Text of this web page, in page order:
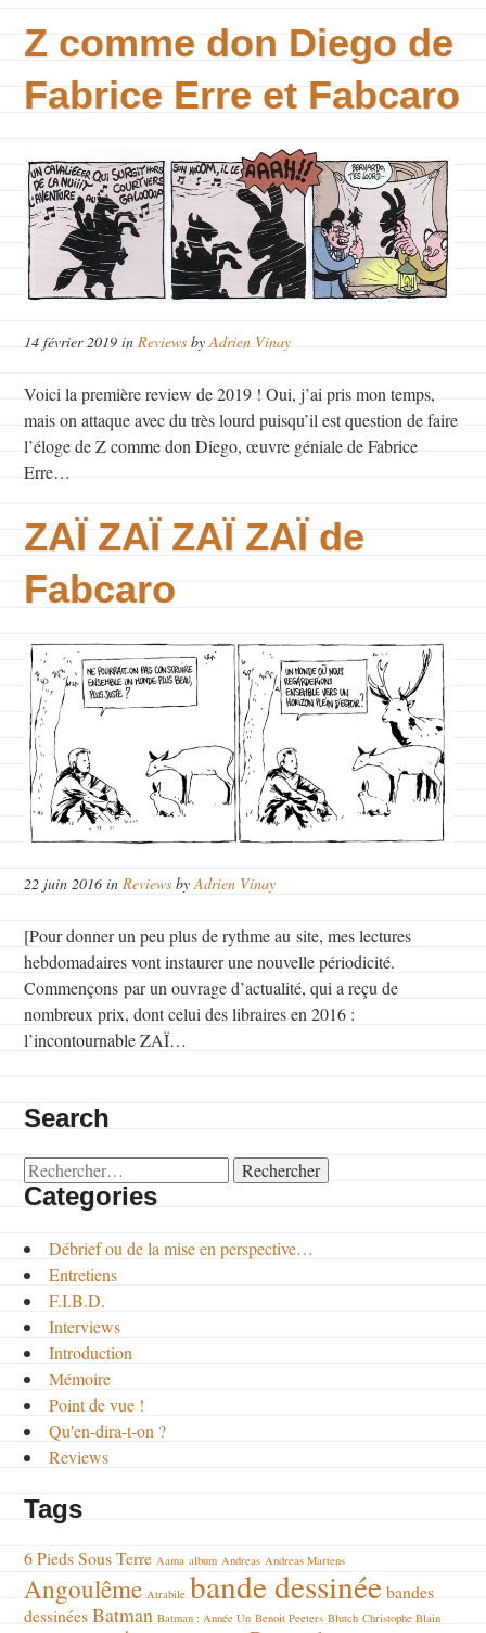
Z comme don Diego de
Fabrice Erre et Fabcaro
14 février 2019 inReviews byAdrien Vinay
Voici la première review de 2019 ! Oui, j’ai pris mon temps,
mais on attaque avec du très lourd puisqu’il est question de faire
l’éloge de Z comme don Diego, œuvre géniale de Fabrice
Erre…
ZAÏ ZAÏ ZAÏ ZAÏ de
Fabcaro
22 juin 2016 inReviews byAdrien Vinay
[Pour donner un peu plus de rythme au site, mes lectures
hebdomadaires vont instaurer une nouvelle périodicité.
Commençons par un ouvrage d’actualité, qui a reçu de
nombreux prix, dont celui des libraires en 2016 :
l’incontournable ZAÏ…
Search
Rechercher :
Categories
Débrief ou de la mise en perspective…
Entretiens
F.I.B.D.
Interviews
Introduction
Mémoire
Point de vue !
Qu'en-dira-t-on ?
Reviews
Tags
6 Pieds Sous Terre Aama album Andreas Andreas Martens
Angoulême Atrabile bande dessinéebandes
dessinéesBatman Batman : Année Un Benoit Peeters Blutch Christophe Blain